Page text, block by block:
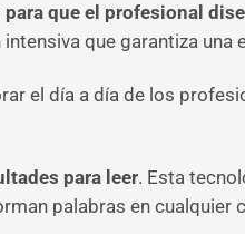
que el profesional
que garantiza una
el día a día de los
para leer. Esta
palabras en cualquier